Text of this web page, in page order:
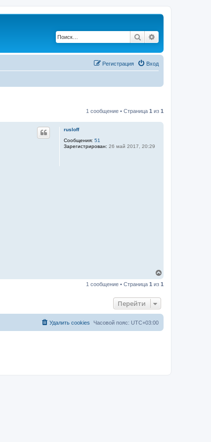
Поиск
Вход
Регистрация
1 сообщение • Страница 1 из 1
rusloff
Сообщения: 51
Зарегистрирован: 26 май 2017, 20:29
р
я
у
1 сообщение • Страница 1 из 1
Перейти
Часовой пояс: UTC+03:00
Удалить cookies